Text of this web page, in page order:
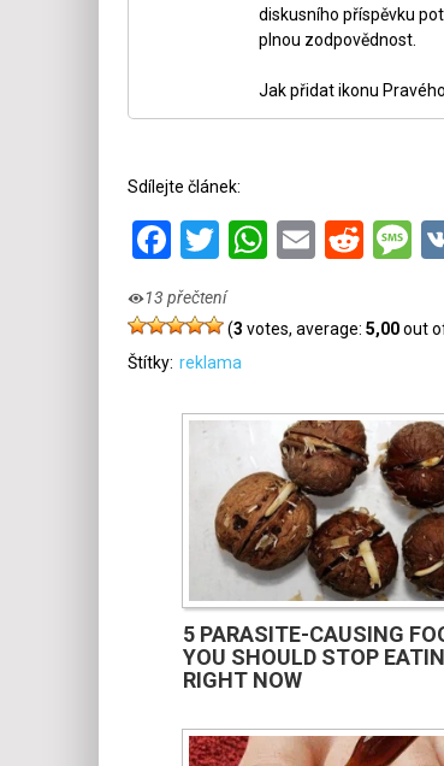
diskusního příspěvku
plnou zodpovědnost.
Jak přidat ikonu
Sdílejte článek:
Facebook
Twitter
WhatsApp
Email
13 přečtení
(3 votes, average: 5,00out
Štítky: reklama
5 PARASITE-CAUSING
YOU SHOULD STOP
RIGHT NOW